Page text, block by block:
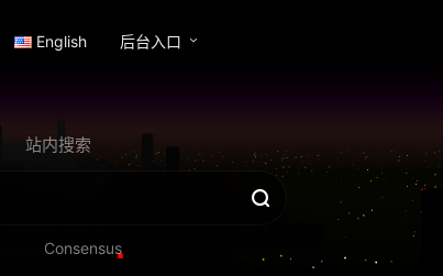
English 后台入口
站内搜索
Consensus